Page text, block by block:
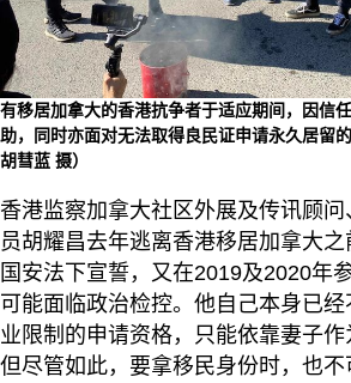
有移居加拿大的香港抗争者于适应期间，因信
助，同时亦面对无法取得良民证申请永久居留
胡彗蓝 摄）
香港监察加拿大社区外展及传讯顾
员胡耀昌去年逃离香港移居加拿大
国安法下宣誓，又在2019及2020年
可能面临政治检控。他自己本身已
业限制的申请资格，只能依靠妻子作
但尽管如此，要拿移民身份时，也不